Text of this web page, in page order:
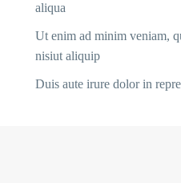
aliqua
Ut enim ad minim veniam,
nisiut aliquip
Duis aute irure dolor in